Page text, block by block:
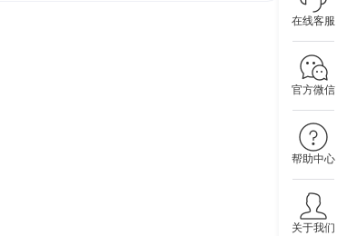
在线客服
官方微信
帮助中心
关于我们